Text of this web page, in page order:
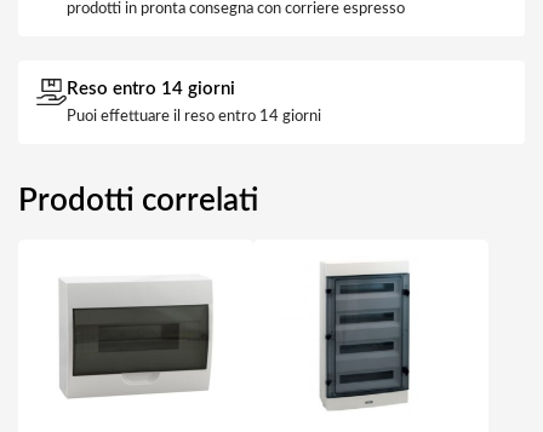
prodotti in pronta consegna con corriere espresso
Reso entro 14 giorni
Puoi effettuare il reso entro 14 giorni
Prodotti correlati